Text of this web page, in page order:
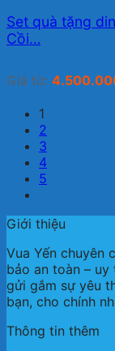
Set quà tặng
Cồi…
Giá từ:
1
2
3
4
5
Giới thiệu
Vua Yến chuyên
bảo an toàn – uy
gửi gắm sự yêu
bạn, cho chính
Thông tin thêm